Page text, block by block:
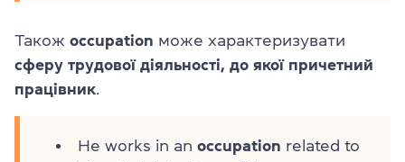
Також occupation може характеризувати
сферу трудової діяльності, до якої причетний
працівник.
He works in an occupation related to